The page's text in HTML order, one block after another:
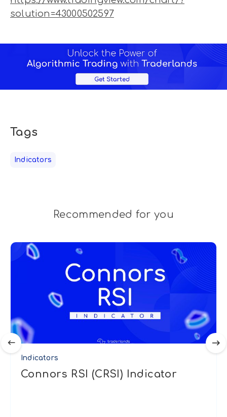
solution=43000502597
Tags
Indicators
Recommended for you
Indicators
Connors RSI (CRSI) Indicator